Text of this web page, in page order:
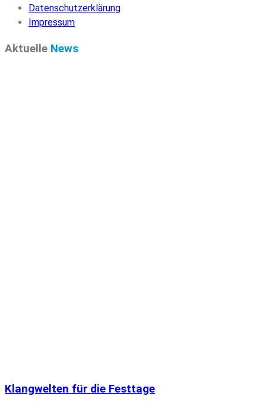
Datenschutzerklärung
Impressum
Aktuelle News
Klangwelten für die Festtage